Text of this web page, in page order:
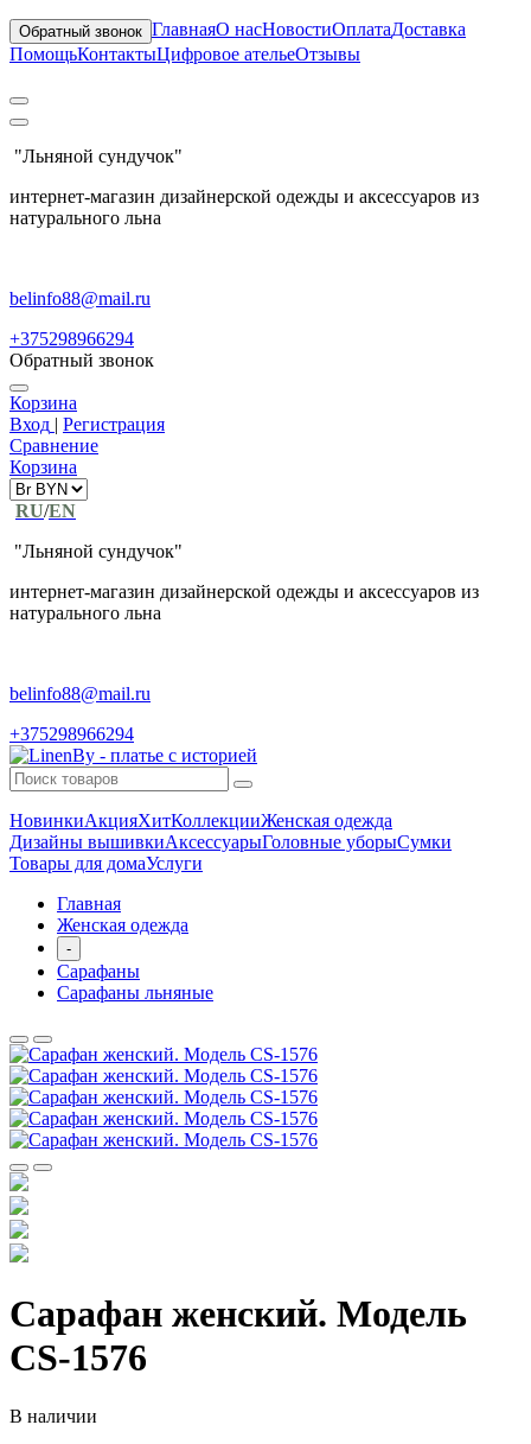
Обратный звонок ГлавнаяО насНовостиОплатаДоставка
ПомощьКонтактыЦифровое ательеОтзывы
"Льняной сундучок"
интернет-магазин дизайнерской одежды и аксессуаров из
натурального льна
belinfo88@mail.ru
+375298966294
Обратный звонок
Корзина
Вход | Регистрация
Сравнение
Корзина
RU/EN
"Льняной сундучок"
интернет-магазин дизайнерской одежды и аксессуаров из
натурального льна
belinfo88@mail.ru
+375298966294
НовинкиАкцияХитКоллекцииЖенская одежда
Дизайны вышивкиАксессуарыГоловные уборыСумки
Товары для домаУслуги
Главная
Женская одежда
-
Сарафаны
Сарафаны льняные
Сарафан женский. Модель
CS-1576
В наличии